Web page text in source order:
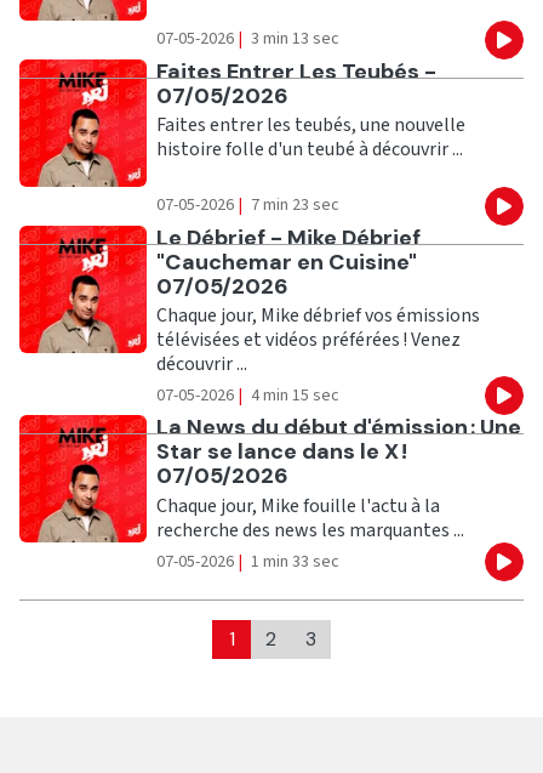
07-05-2026 | 3 min 13 sec
Ecouter
Faites Entrer Les Teubés -
07/05/2026
Faites entrer les teubés, une nouvelle
histoire folle d'un teubé à découvrir ...
07-05-2026 | 7 min 23 sec
Ecouter
Le Débrief - Mike Débrief
"Cauchemar en Cuisine"
07/05/2026
Chaque jour, Mike débrief vos émissions
télévisées et vidéos préférées ! Venez
découvrir ...
07-05-2026 | 4 min 15 sec
Ecouter
La News du début d'émission : Une
Star se lance dans le X !
07/05/2026
Chaque jour, Mike fouille l'actu à la
recherche des news les marquantes ...
07-05-2026 | 1 min 33 sec
1 2 3